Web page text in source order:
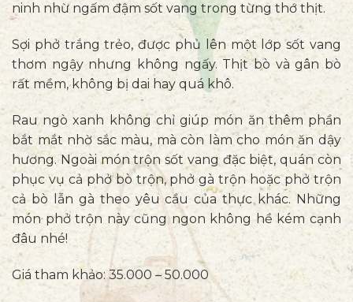
ninh nhừ ngấm đậm sốt vang trong từng thớ thịt.
Sợi phở trắng trẻo, được phủ lên một lớp sốt vang
thơm ngậy nhưng không ngấy. Thịt bò và gân bò
rất mềm, không bị dai hay quá khô.
Rau ngò xanh không chỉ giúp món ăn thêm phần
bắt mắt nhờ sắc màu, mà còn làm cho món ăn dậy
hương. Ngoài món trộn sốt vang đặc biệt, quán còn
phục vụ cả phở bò trộn, phở gà trộn hoặc phở trộn
cả bò lẫn gà theo yêu cầu của thực khác. Những
món phở trộn này cũng ngon không hề kém cạnh
đâu nhé!
Giá tham khảo: 35.000 – 50.000